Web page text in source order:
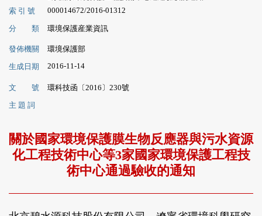
索 引 號
000014672/2016-01312
分 類 環境保護産業資訊
發佈機關
環境保護部
生成日期
2016-11-14
文 號
環科技函〔2016〕230號
主 題 詞
關於國家環境保護膜生物反應器與污水資源
化工程技術中心等3家國家環境保護工程技
術中心通過驗收的通知